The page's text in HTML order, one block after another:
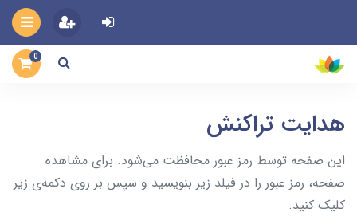
0
هدایت تراکنش
این صفحه توسط رمز عبور محافظت می‌شود. برای مشاهده
صفحه، رمز عبور را در فیلد زیر بنویسید و سپس بر روی دکمه‌ی زیر
کلیک کنید.